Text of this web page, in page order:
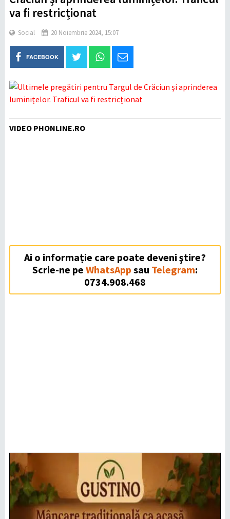
va fi restricționat
Social 20 Noiembrie 2024, 15:07
FACEBOOK
VIDEO PHONLINE.RO
Ai o informație care poate deveni ştire?
Scrie-ne pe WhatsApp sau Telegram:
0734.908.468